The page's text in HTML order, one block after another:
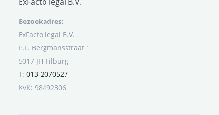
Bezoekadres:
ExFacto legal B.V.
P.F. Bergmansstraat 1
5017 JH Tilburg
T: 013-2070527
KvK: 98492306